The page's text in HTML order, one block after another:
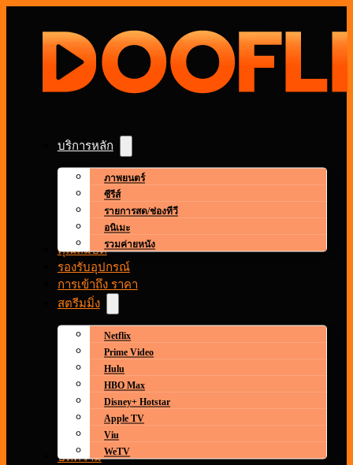
บริการหลัก
ภาพยนตร์
ซีรีส์
รายการสด/ช่องทีวี
อนิเมะ
รวมค่ายหนัง
คุณสมบัติ
รองรับอุปกรณ์
การเข้าถึง ราคา
สตรีมมิ่ง
Netflix
Prime Video
Hulu
HBO Max
Disney+ Hotstar
Apple TV
Viu
WeTV
บทความ